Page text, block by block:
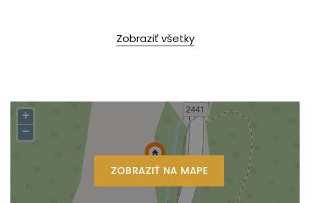
Zobraziť všetky
ZOBRAZIŤ NA MAPE
+
−